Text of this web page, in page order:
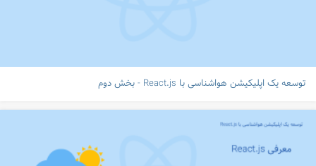
توسعه یک اپلیکیشن هواشناسی با React.js - بخش دوم